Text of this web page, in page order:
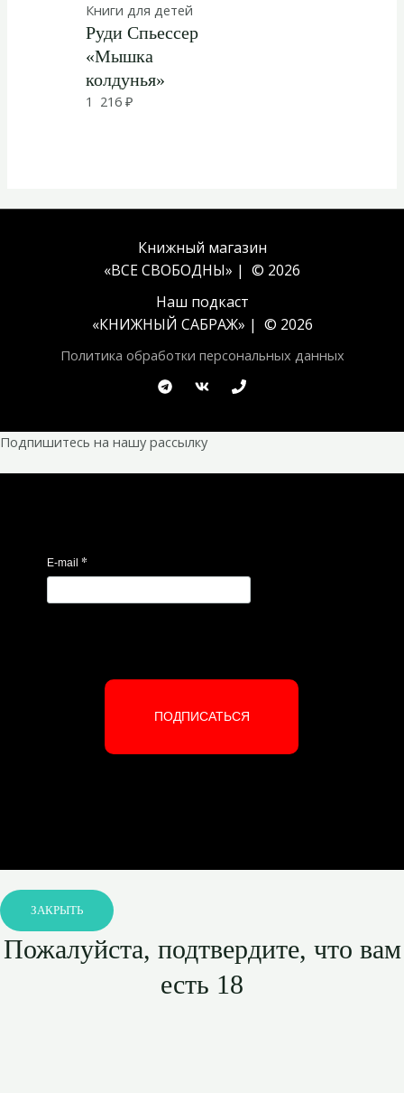
Книги для детей
Руди Спьессер
«Мышка
колдунья»
1 216₽
Книжный магазин
«ВСЕ СВОБОДНЫ» | © 2026
Наш подкаст
«КНИЖНЫЙ САБРАЖ» | © 2026
Политика обработки персональных данных
Подпишитесь на нашу рассылку
E-mail *
ПОДПИСАТЬСЯ
ЗАКРЫТЬ
Пожалуйста, подтвердите, что вам
есть 18